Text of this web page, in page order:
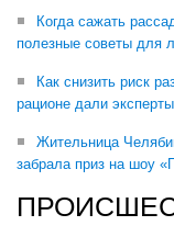
Когда сажать
полезные советы для
Как снизить риск
рационе дали эксперты
Жительница
забрала приз на шоу